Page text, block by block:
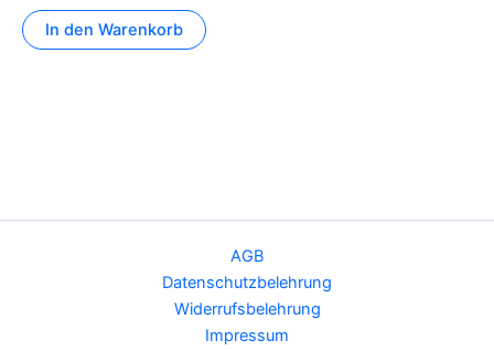
In den Warenkorb
AGB
Datenschutzbelehrung
Widerrufsbelehrung
Impressum